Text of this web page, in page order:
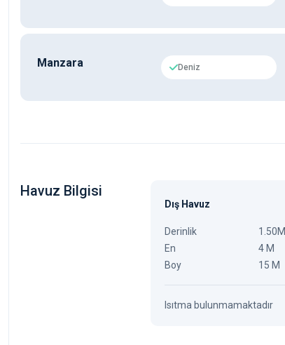
Manzara Deniz
Havuz Bilgisi
Dış Havuz
Derinlik
1.50M
En
4 M
Boy
15 M
Isıtma bulunmamaktadır